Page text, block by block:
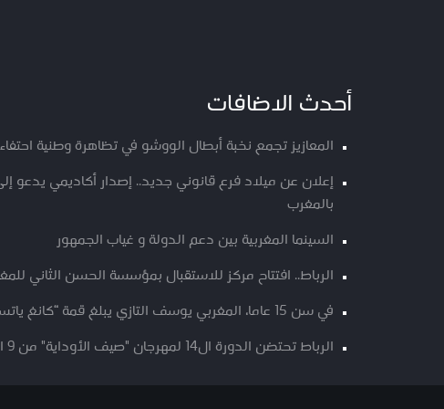
أحدث الاضافات
المعازيز تجمع نخبة أبطال الووشو في تظاهرة وطنية
إعلان عن ميلاد فرع قانوني جديد.. إصدار أكاديمي
بالمغرب
السينما المغربية بين دعم الدولة و غياب الجمهور
الرباط.. افتتاح مركز للاستقبال بمؤسسة الحسن الثاني
في سن 15 عاما، المغربي يوسف التازي يبلغ قمة “كانغ ياتسي 2”
الرباط تحتضن الدورة ال14 لمهرجان "صيف الأوداية" من 9 الى 12 غشت الجاري